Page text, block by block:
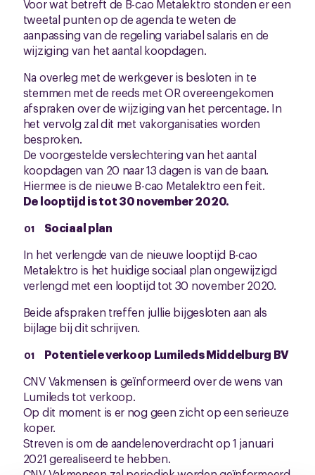
Voor wat betreft de B-cao Metalektro stonden er een
tweetal punten op de agenda te weten de
aanpassing van de regeling variabel salaris en de
wijziging van het aantal koopdagen.
Na overleg met de werkgever is besloten in te
stemmen met de reeds met OR overeengekomen
afspraken over de wijziging van het percentage. In
het vervolg zal dit met vakorganisaties worden
besproken.
De voorgestelde verslechtering van het aantal
koopdagen van 20 naar 13 dagen is van de baan.
Hiermee is de nieuwe B-cao Metalektro een feit.
De looptijd is tot 30 november 2020.
Sociaal plan
In het verlengde van de nieuwe looptijd B-cao
Metalektro is het huidige sociaal plan ongewijzigd
verlengd met een looptijd tot 30 november 2020.
Beide afspraken treffen jullie bijgesloten aan als
bijlage bij dit schrijven.
Potentiele verkoop Lumileds Middelburg BV
CNV Vakmensen is geïnformeerd over de wens van
Lumileds tot verkoop.
Op dit moment is er nog geen zicht op een serieuze
koper.
Streven is om de aandelenoverdracht op 1 januari
2021 gerealiseerd te hebben.